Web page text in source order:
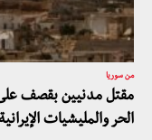
من سوريا
مقتل مدنيين بقصف على
الحر والمليشيات الإيرانية